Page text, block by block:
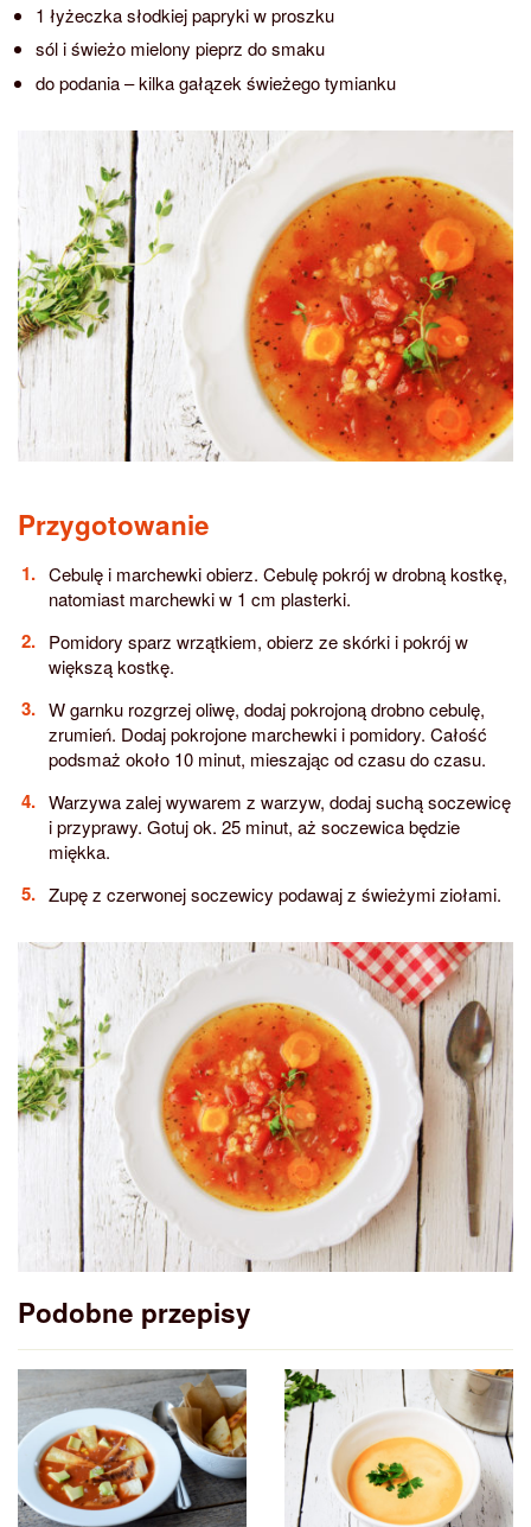
1 łyżeczka słodkiej papryki w proszku
sól i świeżo mielony pieprz do smaku
do podania – kilka gałązek świeżego tymianku
Przygotowanie
Cebulę i marchewki obierz. Cebulę pokrój w drobną kostkę,
natomiast marchewki w 1 cm plasterki.
Pomidory sparz wrzątkiem, obierz ze skórki i pokrój w
większą kostkę.
W garnku rozgrzej oliwę, dodaj pokrojoną drobno cebulę,
zrumień. Dodaj pokrojone marchewki i pomidory. Całość
podsmaż około 10 minut, mieszając od czasu do czasu.
Warzywa zalej wywarem z warzyw, dodaj suchą soczewicę
i przyprawy. Gotuj ok. 25 minut, aż soczewica będzie
miękka.
Zupę z czerwonej soczewicy podawaj z świeżymi ziołami.
Podobne przepisy